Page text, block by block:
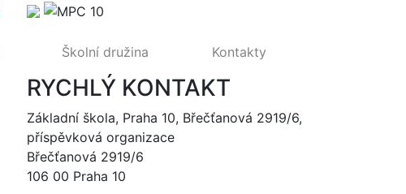
Školní družina Kontakty
RYCHLÝ KONTAKT
Základní škola, Praha 10, Břečťanová 2919/6,
příspěvková organizace
Břečťanová 2919/6
106 00 Praha 10